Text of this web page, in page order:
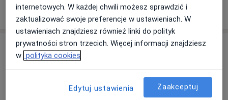
Pokaż więcejo doświadczeniu
Aktualności
lek. Elżbieta Kołodziejek-Moskwiak
Hetmańska 7C, 58-316 Wałbrzych
Od 15.05 zapraszam na konsultacje
internetowych. W każdej chwili możesz sprawdzić i
zaktualizować swoje preferencje w ustawieniach. W
ustawieniach znajdziesz również linki do polityk
prywatności stron trzecich. Więcej informacji znajdziesz
w polityka cookies
Edytuj ustawienia Zaakceptuj